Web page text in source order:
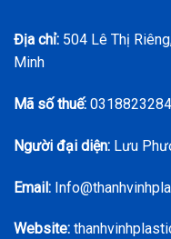
Địa chỉ: 504 Lê Thị
Minh
Mã số thuế: 0318823284
Người đại diện: Lưu
Email:
Website: